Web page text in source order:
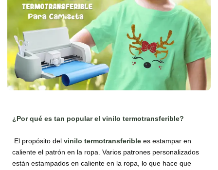
¿Por qué es tan popular el vinilo termotransferible?
El propósito del vinilo termotransferible es estampar en
caliente el patrón en la ropa. Varios patrones personalizados
están estampados en caliente en la ropa, lo que hace que